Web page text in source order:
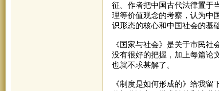
征。作者把中国古代法律置于
理等价值观念的考察，认为中
识形态的核心和中国社会的基
《国家与社会》是关于市民
没有很好的把握，加上每篇论
也就不求甚解了。
《制度是如何形成的》给我